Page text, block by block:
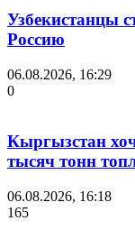
Узбекистанцы
Россию
06.08.2026, 16:29
0
Кыргызстан
тысяч тонн
06.08.2026, 16:18
165